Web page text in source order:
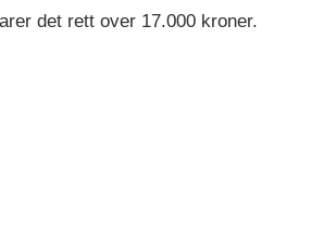
det rett over 17.000 kroner.